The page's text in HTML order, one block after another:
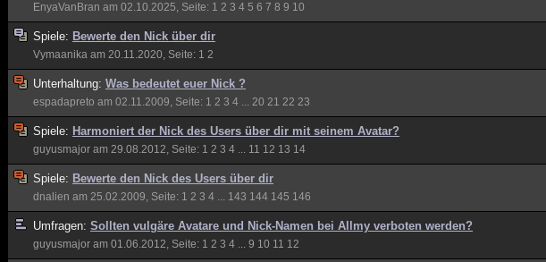
EnyaVanBran am 02.10.2025, Seite: 1 2 3 4 5 6 7 8 9 10
Spiele: Bewerte den Nick über dir
Vymaanika am 20.11.2020, Seite: 1 2
Unterhaltung: Was bedeutet euer Nick ?
espadapreto am 02.11.2009, Seite: 1 2 3 4 20 21 22 23
Spiele: Harmoniert der Nick des Users über dir mit seinem Avatar?
guyusmajor am 29.08.2012, Seite: 1 2 3 4 11 12 13 14
Spiele: Bewerte den Nick des Users über dir
dnalien am 25.02.2009, Seite: 1 2 3 4 143 144 145 146
Umfragen: Sollten vulgäre Avatare und Nick-Namen bei Allmy verboten werden?
guyusmajor am 01.06.2012, Seite: 1 2 3 4 9 10 11 12